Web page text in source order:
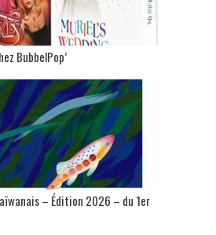
BubbelPop’
– Édition 2026 – du 1er